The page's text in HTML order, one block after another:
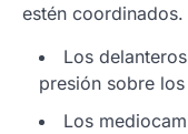
estén coordinados.
Los
presión sobre
Los